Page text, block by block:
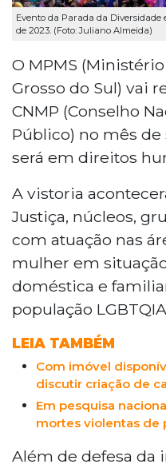
Evento da Parada da
de 2023. (Foto: Juliano Almeida)
O MPMS
Grosso do Sul) vai
CNMP (Conselho
Público) no mês
será em direitos
A vistoria
Justiça, núcleos,
com atuação nas
mulher em
doméstica e
população
LEIA TAMBÉM
Com imóvel
discutir criação de
Em pesquisa
mortes violentas de
Além de defesa da